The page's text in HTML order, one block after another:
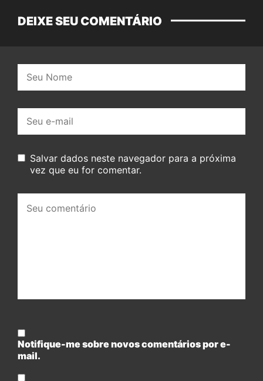
DEIXE SEU COMENTÁRIO
mail:
Salvar dados neste navegador para a próxima
vez que eu for comentar.
comentário:
Notifique-me sobre novos comentários por e-
mail.